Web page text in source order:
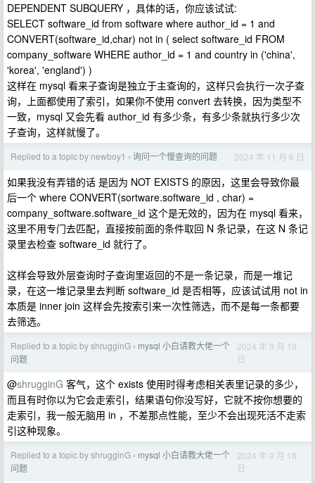
DEPENDENT SUBQUERY ，具体的话，你应该试试:
SELECT software_id from software where author_id = 1 and
CONVERT(software_id,char) not in ( select software_id FROM
company_software WHERE author_id = 1 and country in ('china',
'korea', 'england') )
这样在 mysql 看来子查询是独立于主查询的，这样只会执行一次子查
询，上面都使用了索引，如果你不使用 convert 去转换，因为类型不
一致，mysql 又会先看 author_id 有多少条，有多少条就执行多少次
子查询，这样就慢了。
Replied to a topic by newboy1 › 询问一个慢查询的问题 2024 年 11 月 6 日
如果我没有弄错的话 是因为 NOT EXISTS 的原因，这里会导致你最
后一个 where CONVERT(sortware.software_id , char) =
company_software.software_id 这个是无效的，因为在 mysql 看来，
这里不用专门去匹配，直接按前面的条件取回 N 条记录，在这 N 条记
录里去检查 software_id 就行了。
这样会导致外层查询时子查询里返回的不是一条记录，而是一堆记
录，在这一堆记录里去判断 software_id 是否相等，应该试试用 not in
本质是 inner join 这样会先按索引来一次性筛选，而不是每一条都要
去筛选。
Replied to a topic by shrugginG › mysql 小白请教大佬一个
问题
2024 年 9 月 19
日
@shrugginG 客气，这个 exists 使用时得考虑相关表里记录的多少，
而且有时你以为它会走索引，结果语句你没写好，它就不按你想要的
走索引，我一般无脑用 in ，不差那点性能，至少不会出现死活不走索
引这种现象。
Replied to a topic by shrugginG › mysql 小白请教大佬一个
问题
2024 年 9 月 18
日